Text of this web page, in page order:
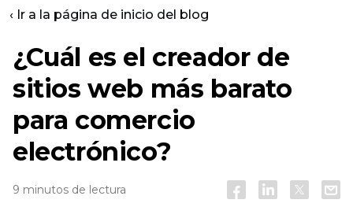
‹ Ir a la página de inicio del blog
¿Cuál es el creador de
sitios web más barato
para comercio
electrónico?
9 minutos de lectura